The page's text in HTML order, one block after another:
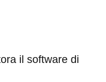
il software di